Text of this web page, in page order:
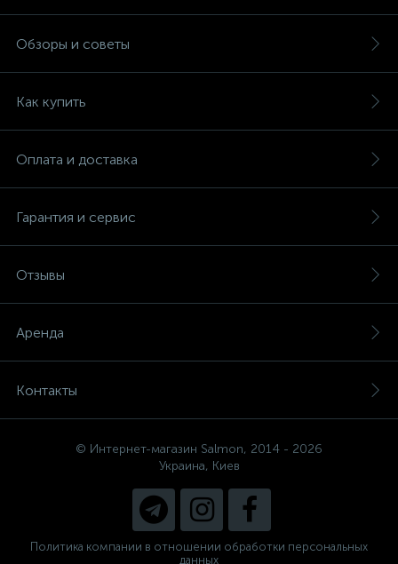
Обзоры и советы
Как купить
Оплата и доставка
Гарантия и сервис
Отзывы
Аренда
Контакты
© Интернет-магазин Salmon, 2014 - 2026
Украина, Киев
Политика компании в отношении обработки персональных
данных